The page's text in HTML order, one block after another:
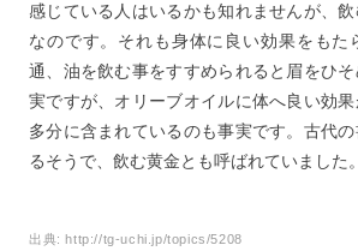
感じている人はいるかも知れませんが、
なのです。それも身体に良い効果をもた
通、油を飲む事をすすめられると眉をひ
実ですが、オリーブオイルに体へ良い効
多分に含まれているのも事実です。古代
るそうで、飲む黄金とも呼ばれていました。
出典:http://tg-uchi.jp/topics/5208